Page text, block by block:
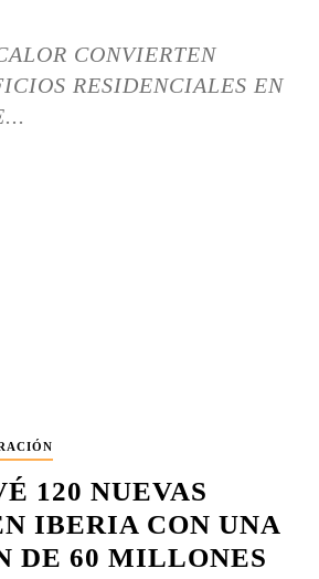
CONVIERTEN
RESIDENCIALES EN
120 NUEVAS
IBERIA CON UNA
DE 60 MILLONES